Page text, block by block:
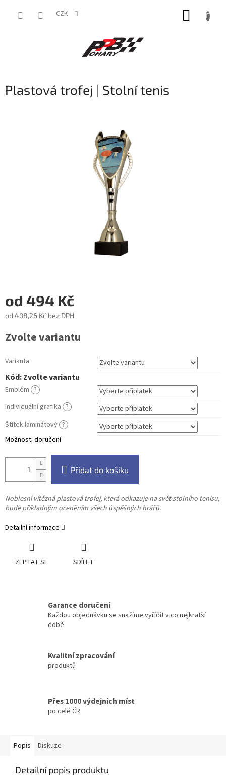
CZK
Plastová trofej | Stolní tenis
od 494 Kč
od 408,26 Kč bez DPH
cena:
Zvolte variantu
Varianta
Kód:Zvolte variantu
Emblém ?
Individuální grafika ?
Štítek laminátový ?
Možnosti doručení
Přidat do košíku
Noblesní vítězná plastová trofej, která odkazuje na svět stolního tenisu,
bude příkladným oceněním všech úspěšných hráčů.
Detailní informace
ZEPTAT SE SDÍLET
Garance doručení
Každou objednávku se snažíme vyřídit v co nejkratší
době
Kvalitní zpracování
produktů
Přes 1000 výdejních míst
po celé ČR
Popis Diskuze
Detailní popis produktu